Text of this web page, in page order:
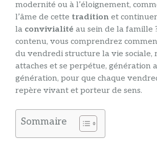
modernité ou à l’éloignement,
l’âme de cette tradition et
la convivialité au sein de la famille
contenu, vous comprendrez
du vendredi structure la vie sociale,
attaches et se perpétue, génération
génération, pour que chaque
repère vivant et porteur de sens.
Sommaire